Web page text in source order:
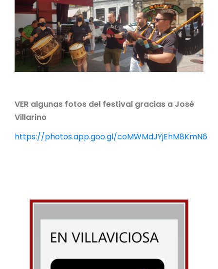
VER algunas fotos del festival gracias a José
Villarino
https://photos.app.goo.gl/coMWMdJYjEhM8KmN6